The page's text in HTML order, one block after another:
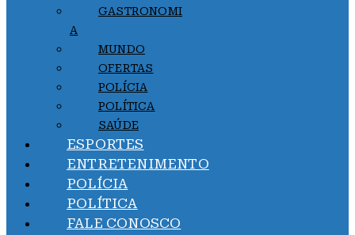
GASTRONOMI
A
MUNDO
OFERTAS
POLÍCIA
POLÍTICA
SAÚDE
ESPORTES
ENTRETENIMENTO
POLÍCIA
POLÍTICA
FALE CONOSCO